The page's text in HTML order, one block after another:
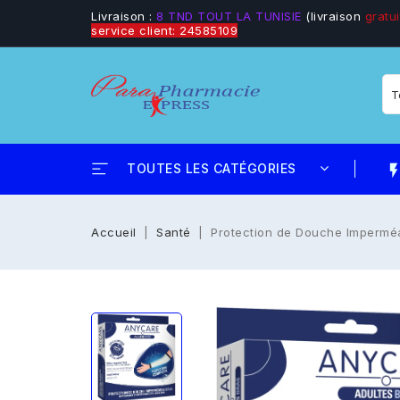
Livraison : 8 TND TOUT LA TUNISIE (livraison
service client: 24585109
TOUTES LES CATÉGORIES flash_on
Accueil Santé Protection de Douche